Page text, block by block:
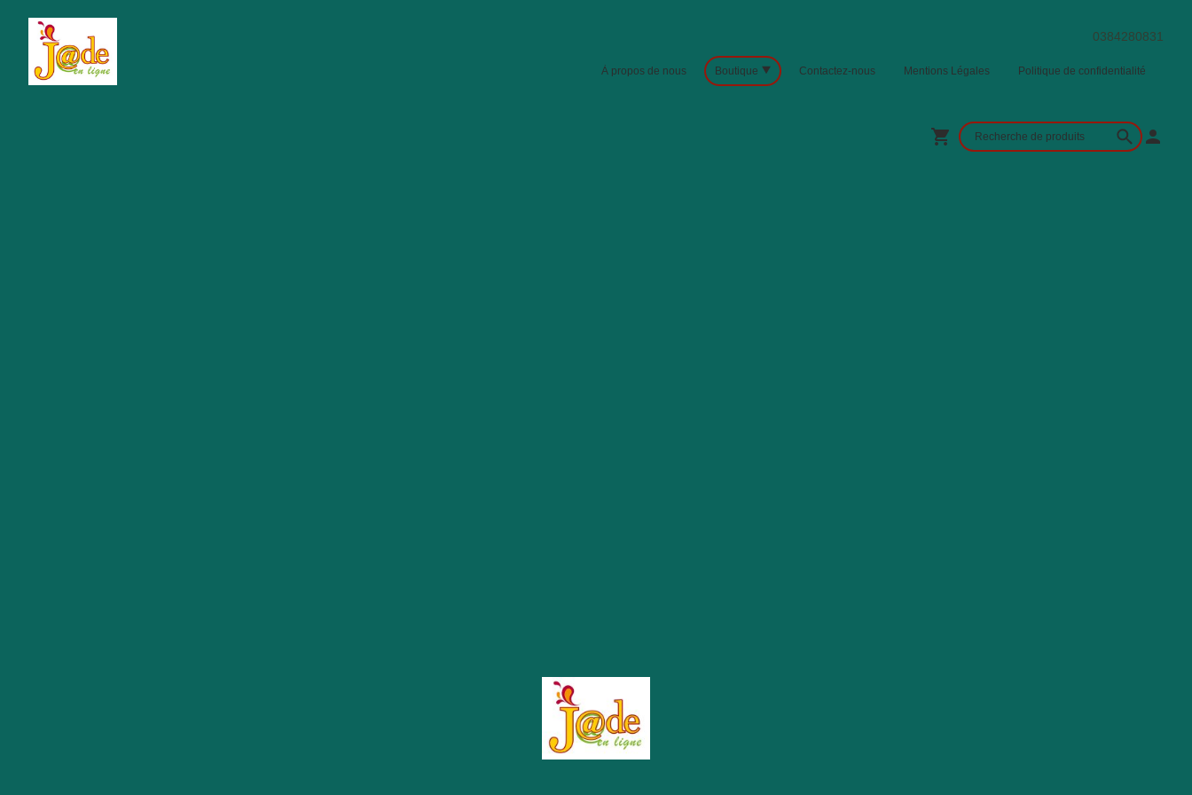
0384280831
À propos de nous Boutique Contactez-nous Mentions Légales Politique de confidentialité